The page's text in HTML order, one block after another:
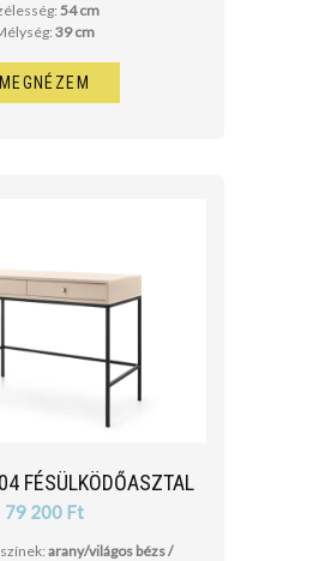
54 cm
39 cm
MEGNÉZEM
FÉSÜLKÖDŐASZTAL
79 200 Ft
arany/világos bézs /